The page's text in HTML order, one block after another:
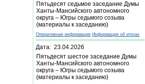
Пятьдесят седьмое заседание Думы
Ханты-Мансийского автономного
округа – Югры седьмого созыва
(материалы к заседанию)
Оперативная информация Информация об итогах
Дата: 23.04.2026
Пятьдесят шестое заседание Думы
Ханты-Мансийского автономного
округа – Югры седьмого созыва
(материалы к заседанию)